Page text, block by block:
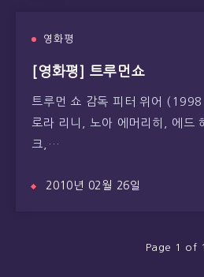
영화평
[영화평] 트루먼쇼
트루먼 쇼 감독 피터 위어
로라 리니, 노아 에머리히, 에드
크,…
2010년 02월 26일
Page 1 of 1